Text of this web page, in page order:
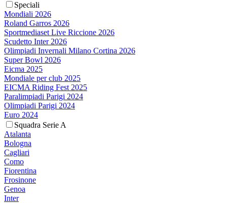
Speciali
Mondiali 2026
Roland Garros 2026
Sportmediaset Live Riccione 2026
Scudetto Inter 2026
Olimpiadi Invernali Milano Cortina 2026
Super Bowl 2026
Eicma 2025
Mondiale per club 2025
EICMA Riding Fest 2025
Paralimpiadi Parigi 2024
Olimpiadi Parigi 2024
Euro 2024
Squadra Serie A
Atalanta
Bologna
Cagliari
Como
Fiorentina
Frosinone
Genoa
Inter